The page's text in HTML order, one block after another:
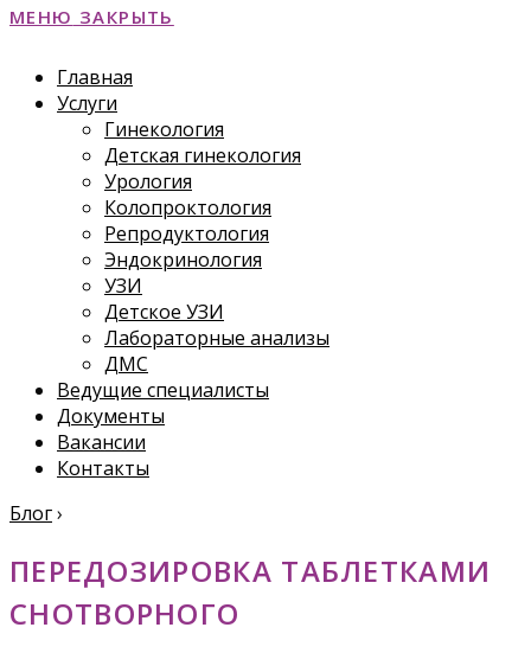
МЕНЮ ЗАКРЫТЬ
Главная
Услуги
Гинекология
Детская гинекология
Урология
Колопроктология
Репродуктология
Эндокринология
УЗИ
Детское УЗИ
Лабораторные анализы
ДМС
Ведущие специалисты
Документы
Вакансии
Контакты
Блог›
ПЕРЕДОЗИРОВКА ТАБЛЕТКАМИ
СНОТВОРНОГО